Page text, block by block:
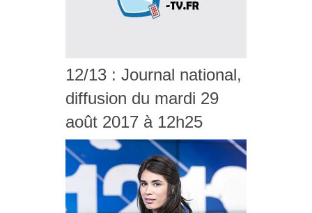
12/13 : Journal national,
diffusion du mardi 29
août 2017 à 12h25